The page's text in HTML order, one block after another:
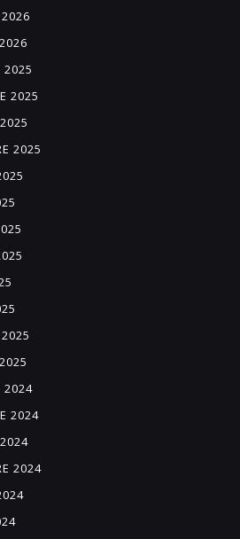
2026
2025
2025
2025
2024
2024
2024